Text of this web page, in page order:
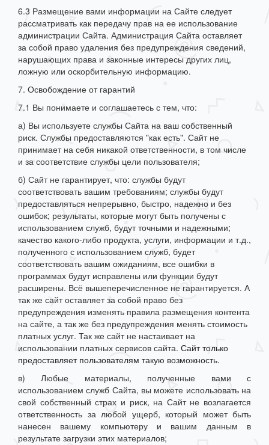
6.3 Размещение вами информации на Сайте следует
рассматривать как передачу прав на ее использование
администрации Сайта. Администрация Сайта оставляет
за собой право удаления без предупреждения сведений,
нарушающих права и законные интересы других лиц,
ложную или оскорбительную информацию.
7. Освобождение от гарантий
7.1 Вы понимаете и соглашаетесь с тем, что:
а) Вы используете службы Сайта на ваш собственный
риск. Службы предоставляются "как есть". Сайт не
принимает на себя никакой ответственности, в том числе
и за соответствие службы цели пользователя;
б) Сайт не гарантирует, что: службы будут
соответствовать вашим требованиям; службы будут
предоставляться непрерывно, быстро, надежно и без
ошибок; результаты, которые могут быть получены с
использованием служб, будут точными и надежными;
качество какого-либо продукта, услуги, информации и т.д.,
полученного с использованием служб, будет
соответствовать вашим ожиданиям, все ошибки в
программах будут исправлены или функции будут
расширены. Всё вышеперечисленное не гарантируется. А
так же сайт оставляет за собой право без
предупреждения изменять правила размещения контента
на сайте, а так же без предупреждения менять стоимость
платных услуг. Так же сайт не настаивает на
использовании платных сервисов сайта. Сайт только
предоставляет пользователям такую возможность.
в) Любые материалы, полученные вами с
использованием служб Сайта, вы можете использовать на
свой собственный страх и риск, на Сайт не возлагается
ответственность за любой ущерб, который может быть
нанесен вашему компьютеру и вашим данным в
результате загрузки этих материалов;